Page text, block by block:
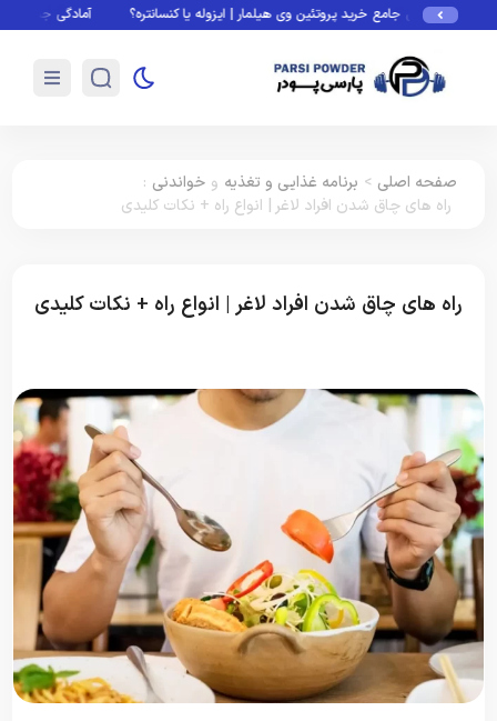
خرید پروتئین وی هیلمار | ایزوله یا کنسانتره؟ آمادگی جسمانی چیست؟
صفحه اصلی > برنامه غذایی و تغذیه و خواندنی :
راه های چاق شدن افراد لاغر | انواع راه + نکات کلیدی
راه های چاق شدن افراد لاغر | انواع راه + نکات کلیدی